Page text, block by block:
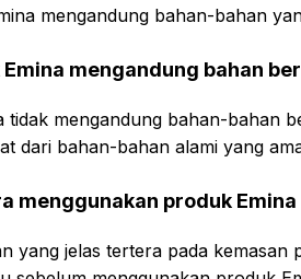
mengandung bahan-bahan
Emina mengandung bahan
tidak mengandung bahan-bahan
dari bahan-bahan alami yang
menggunakan produk
yang jelas tertera pada